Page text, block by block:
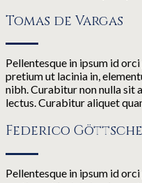
Tomas de Vargas
Pellentesque in ipsum id
pretium ut lacinia in,
nibh. Curabitur non nulla sit
lectus. Curabitur aliquet
Federico
Pellentesque in ipsum id